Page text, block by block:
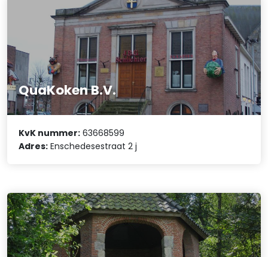
QuaKoken B.V.
KvK nummer: 63668599
Adres: Enschedesestraat 2 j